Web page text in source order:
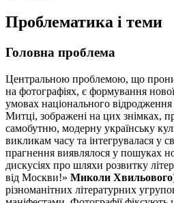
Проблематика і теми
Головна проблема
Центральною проблемою, що
на фотографіях, є формування нової
умовах національного відродження
Митці, зображені на цих знімках,
самобутню, модерну українську
викликам часу та інтегрувалася у
прагнення виявлялося у пошуках
дискусіях про шляхи розвитку
від Москви!» Миколи Хвильового
різноманітних літературних